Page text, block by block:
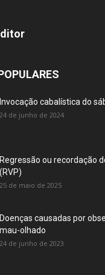
Invocação cabalística do
24 de junho de 2024
Regressão ou recordação
(RVP)
25 de maio de 2025
Doenças causadas por
mau-olhado
24 de junho de 2023